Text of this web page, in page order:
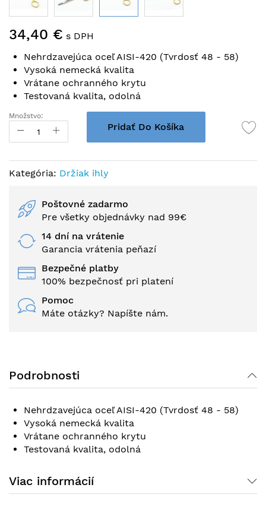
na
galérie
obrázkov
34,40 € s DPH
Nehrdzavejúca oceľ AISI-420 (Tvrdosť 48 - 58)
Vysoká nemecká kvalita
Vrátane ochranného krytu
Testovaná kvalita, odolná
Množstvo:
Pridať Do Košíka
Kategória: Držiak ihly
Poštovné zadarmo
Pre všetky objednávky nad 99€
14 dní na vrátenie
Garancia vrátenia peňazí
Bezpečné platby
100% bezpečnosť pri platení
Pomoc
Máte otázky? Napíšte nám.
Podrobnosti
Nehrdzavejúca oceľ AISI-420 (Tvrdosť 48 - 58)
Vysoká nemecká kvalita
Vrátane ochranného krytu
Testovaná kvalita, odolná
Viac informácií